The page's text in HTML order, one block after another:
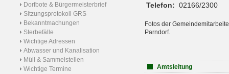
Dorfbote & Bürgermeisterbrief
Sitzungsprotokoll GRS
Bekanntmachungen
Sterbefälle
Wichtige Adressen
Abwasser und Kanalisation
Müll & Sammelstellen
Wichtige Termine
Telefon: 02166/2300
Fotos der
Parndorf.
Amtsleitung